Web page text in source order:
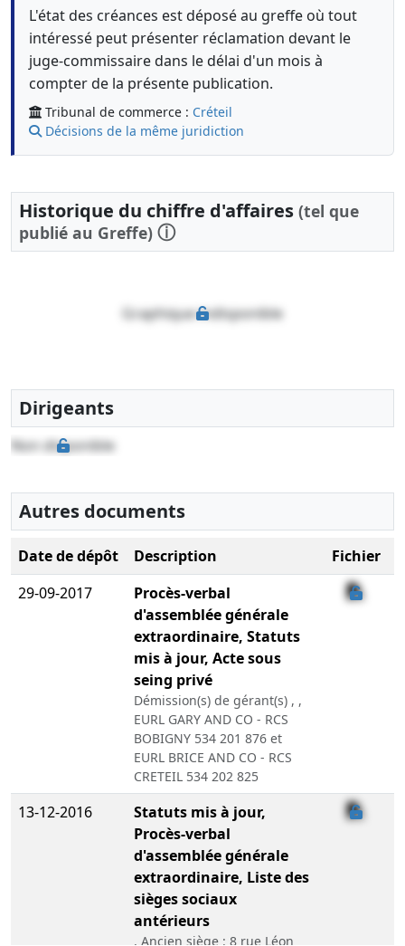
L'état des créances est déposé au greffe où tout
intéressé peut présenter réclamation devant le
juge-commissaire dans le délai d'un mois à
compter de la présente publication.
Tribunal de commerce : Créteil
Décisions de la même juridiction
Historique du chiffre d'affaires (tel que
publié au Greffe) ⓘ
Graphique indisponible
Dirigeants
Non disponible
Autres documents
Date de dépôt Description
Fichier
29-09-2017
Procès-verbal
d'assemblée générale
extraordinaire, Statuts
mis à jour, Acte sous
seing privé
Démission(s) de gérant(s) , ,
EURL GARY AND CO - RCS
BOBIGNY 534 201 876 et
EURL BRICE AND CO - RCS
CRETEIL 534 202 825
13-12-2016
Statuts mis à jour,
Procès-verbal
d'assemblée générale
extraordinaire, Liste des
sièges sociaux
antérieurs
, Ancien siège : 8 rue Léon